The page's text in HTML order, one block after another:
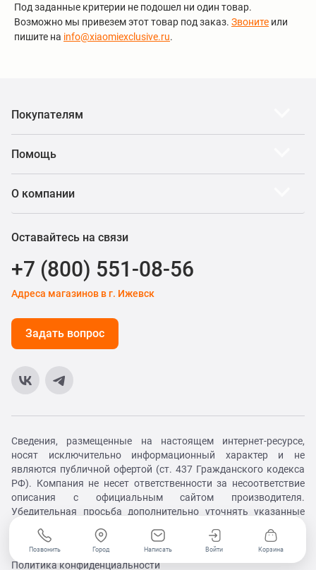
Под заданные критерии не подошел ни один товар.
Возможно мы привезем этот товар под заказ. Звоните или
пишите на info@xiaomiexclusive.ru.
Покупателям
Помощь
О компании
Оставайтесь на связи
+7 (800) 551-08-56
Адреса магазинов в г. Ижевск
Задать вопрос
Сведения, размещенные на настоящем интернет-ресурсе,
носят исключительно информационный характер и не
являются публичной офертой (ст. 437 Гражданского кодекса
РФ). Компания не несет ответственности за несоответствие
описания с официальным сайтом производителя.
Убедительная просьба дополнительно уточнять указанные
© XiaomiExclusive. Все права защищены. 2026
Политика конфиденциальности
Позвонить Город Написать Войти Корзина